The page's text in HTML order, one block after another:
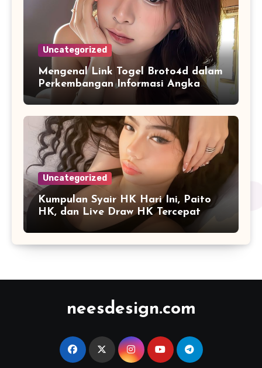
Uncategorized
Mengenal Link Togel Broto4d dalam
Perkembangan Informasi Angka
Digital
Uncategorized
Kumpulan Syair HK Hari Ini, Paito
HK, dan Live Draw HK Tercepat
neesdesign.com